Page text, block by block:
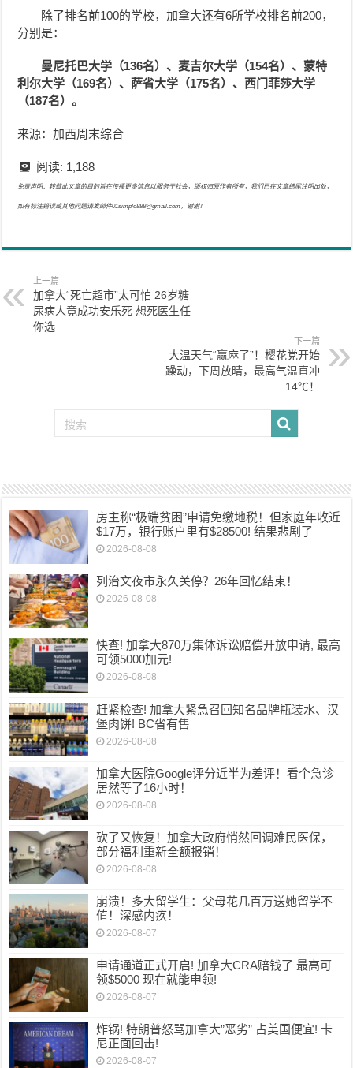
除了排名前100的学校，加拿大还有6所学校排名前200，
分别是：
曼尼托巴大学（136名）、麦吉尔大学（154名）、蒙特
利尔大学（169名）、萨省大学（175名）、西门菲莎大学
（187名）。
来源：加西周末综合
阅读: 1,188
免责声明：转载此文章的目的旨在传播更多信息以服务于社会，版权归原作者所有，我们已在文章结尾注明出处，
如有标注错误或其他问题请发邮件01simple888@gmail.com，谢谢！
上一篇
加拿大“死亡超市”太可怕 26岁糖
尿病人竟成功安乐死 想死医生任
你选
下一篇
大温天气“赢麻了”！樱花党开始
躁动，下周放晴，最高气温直冲
14℃！
房主称“极端贫困”申请免缴地税！但家庭年收近
$17万，银行账户里有$28500! 结果悲剧了
2026-08-08
列治文夜市永久关停？26年回忆结束！
2026-08-08
快查! 加拿大870万集体诉讼赔偿开放申请, 最高
可领5000加元!
2026-08-08
赶紧检查! 加拿大紧急召回知名品牌瓶装水、汉
堡肉饼! BC省有售
2026-08-08
加拿大医院Google评分近半为差评！看个急诊
居然等了16小时！
2026-08-08
砍了又恢复！加拿大政府悄然回调难民医保，
部分福利重新全额报销！
2026-08-08
崩溃！多大留学生：父母花几百万送她留学不
值！深感内疚！
2026-08-07
申请通道正式开启! 加拿大CRA赔钱了 最高可
领$5000 现在就能申领!
2026-08-07
炸锅! 特朗普怒骂加拿大”恶劣” 占美国便宜! 卡
尼正面回击!
2026-08-07